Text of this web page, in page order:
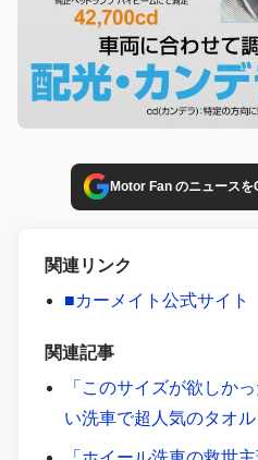
Motor Fan のニュース
関連リンク
■カーメイト公式サイト
関連記事
「このサイズが欲しか
い洗車で超人気のタオル